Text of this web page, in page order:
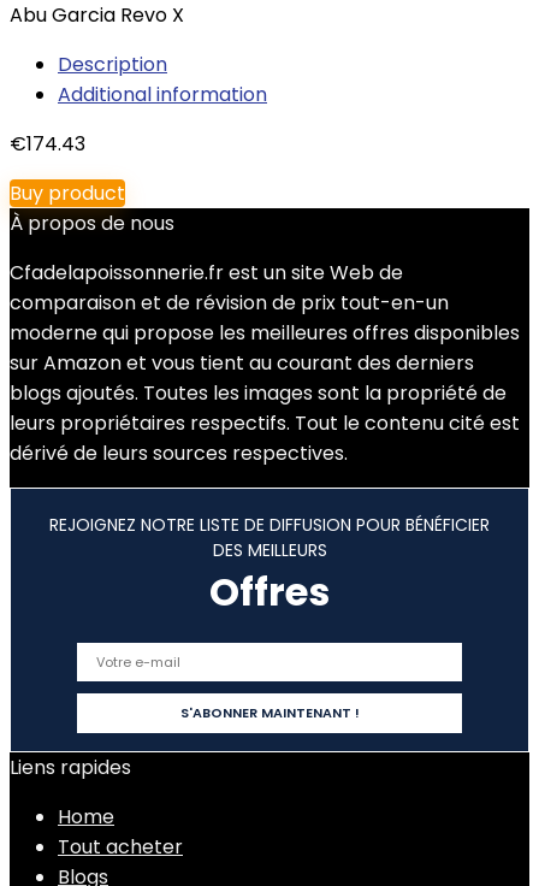
Abu Garcia Revo X
Description
Additional information
€174.43
Buy product
À propos de nous
Cfadelapoissonnerie.fr est un site Web de
comparaison et de révision de prix tout-en-un
moderne qui propose les meilleures offres disponibles
sur Amazon et vous tient au courant des derniers
blogs ajoutés. Toutes les images sont la propriété de
leurs propriétaires respectifs. Tout le contenu cité est
dérivé de leurs sources respectives.
REJOIGNEZ NOTRE LISTE DE DIFFUSION POUR BÉNÉFICIER
DES MEILLEURS
Offres
Liens rapides
Home
Tout acheter
Blogs